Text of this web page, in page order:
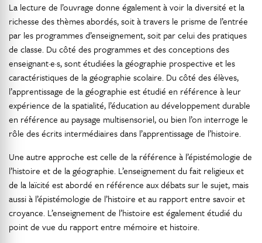
La lecture de l’ouvrage donne également à voir la diversité et la
richesse des thèmes abordés, soit à travers le prisme de l’entrée
par les programmes d’enseignement, soit par celui des pratiques
de classe. Du côté des programmes et des conceptions des
enseignant·e·s, sont étudiées la géographie prospective et les
caractéristiques de la géographie scolaire. Du côté des élèves,
l’apprentissage de la géographie est étudié en référence à leur
expérience de la spatialité, l’éducation au développement durable
en référence au paysage multisensoriel, ou bien l’on interroge le
rôle des écrits intermédiaires dans l’apprentissage de l’histoire.
Une autre approche est celle de la référence à l’épistémologie de
l’histoire et de la géographie. L’enseignement du fait religieux et
de la laïcité est abordé en référence aux débats sur le sujet, mais
aussi à l’épistémologie de l’histoire et au rapport entre savoir et
croyance. L’enseignement de l’histoire est également étudié du
point de vue du rapport entre mémoire et histoire.